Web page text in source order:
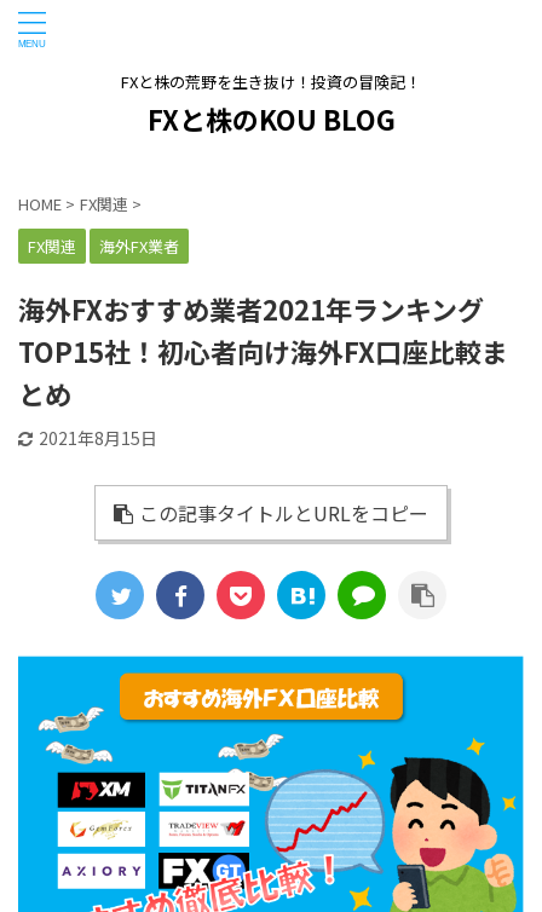
FXと株の荒野を生き抜け！投資の冒険記！
FXと株のKOU BLOG
HOME > FX関連 >
FX関連
海外FX業者
海外FXおすすめ業者2021年ランキング
TOP15社！初心者向け海外FX口座比較ま
とめ
2021年8月15日
この記事タイトルとURLをコピー